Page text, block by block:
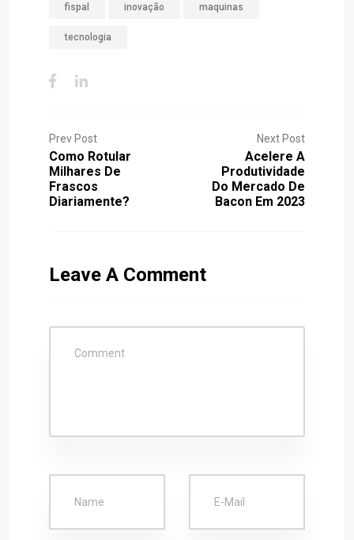
fispal inovação maquinas
tecnologia
Prev Post
Como Rotular
Milhares De
Frascos
Diariamente?
Next Post
Acelere A
Produtividade
Do Mercado De
Bacon Em 2023
Leave A Comment